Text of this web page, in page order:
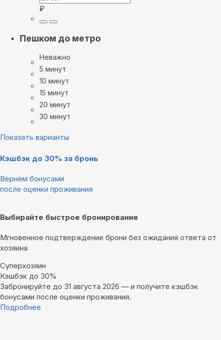
₽
Пешком до метро
Неважно
5 минут
10 минут
15 минут
20 минут
30 минут
Показать варианты
Кэшбэк до 30% за бронь
Вернём бонусами
после оценки проживания
Выбирайте быстрое бронирование
Мгновенное подтверждение брони без ожидания ответа от
хозяина
Суперхозяин
Кэшбэк до 30%
Забронируйте до 31 августа 2026 — и получите кэшбэк
бонусами после оценки проживания.
Подробнее